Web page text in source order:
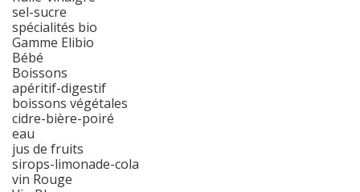
sel-sucre
spécialités bio
Gamme Elibio
Bébé
Boissons
apéritif-digestif
boissons végétales
cidre-bière-poiré
eau
jus de fruits
sirops-limonade-cola
vin Rouge